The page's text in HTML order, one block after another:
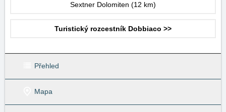
Sextner Dolomiten (12 km)
Turistický rozcestník Dobbiaco >>
Přehled
Mapa